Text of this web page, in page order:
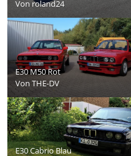
Von roland24
E30 M50 Rot
Von THE-DV
E30 Cabrio Blau